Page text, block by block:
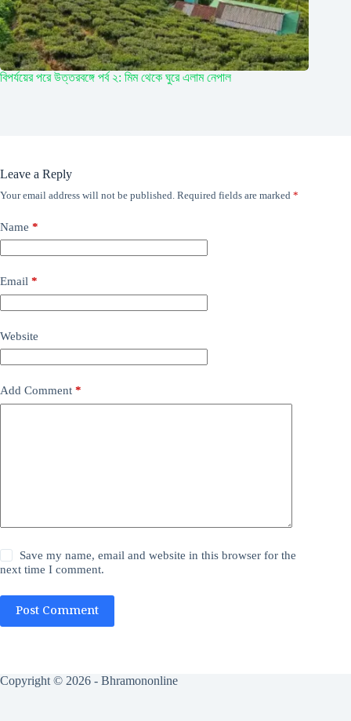
বিপর্যয়ের পরে উত্তরবঙ্গে পর্ব ২: মিম থেকে ঘুরে এলাম নেপাল
Leave a Reply
Your email address will not be published. Required fields are marked *
Name *
Email *
Website
Add Comment *
Save my name, email and website in this browser for the
next time I comment.
Post Comment
Copyright © 2026 - Bhramononline